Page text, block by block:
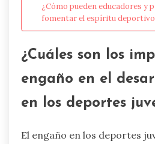
¿Cómo pueden educadores y
fomentar el espíritu
¿Cuáles son los
engaño en el
en los deportes
El engaño en los deportes